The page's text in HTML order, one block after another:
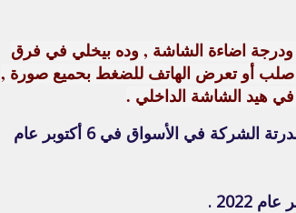
اضاءة الشاشة , وده بيخلي في فرق
صلب أو تعرض الهاتف للضغط بحميع صورة ,
في هيد الشاشة الداخلي .
وهاتف Mi 12T Pro , ده الهاتف الـ شركة Xiaomi أعلنت عنه في 4 أكتوبر عام 2022 , وأصدرتة الشركة في الأسواق في 6 أكتوبر عام